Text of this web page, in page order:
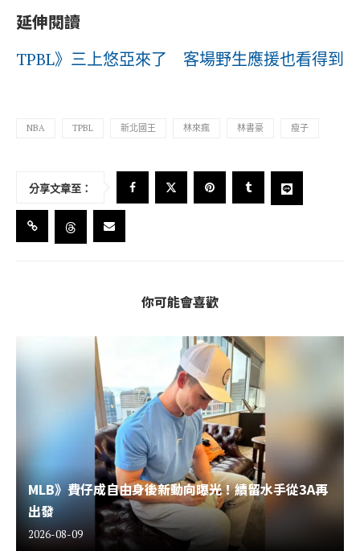
延伸閱讀
TPBL》三上悠亞來了 客場野生應援也看得到
NBA TPBL 新北國王 林來瘋 林書豪 瘦子
分享文章至：
你可能會喜歡
MLB》費仔成自由身後新動向曝光！續留水手從3A再
出發
2026-08-09